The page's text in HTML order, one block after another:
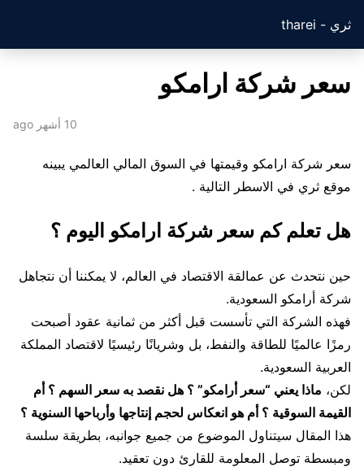
ثري - tharei
سعر شركة ارامكو
10 أشهر ago
سعر شركة ارامكو وقيمتها في السوق المالي العالمي يبينه
موقع ثري في الاسطر التالية .
هل تعلم كم سعر شركة ارامكو اليوم ؟
حين نتحدث عن عمالقة الاقتصاد في العالم، لا يمكننا أن نتجاهل
شركة أرامكو السعودية.
فهذه الشركة التي تأسست قبل أكثر من ثمانية عقود أصبحت
رمزًا عالميًا للطاقة والنفط، بل وشريانًا رئيسيًا لاقتصاد المملكة
العربية السعودية.
لكن، ماذا يعني “سعر أرامكو” ؟ هل نقصد به سعر السهم ؟ أم
القيمة السوقية ؟ أم هو انعكاس لحجم إنتاجها وأرباحها السنوية ؟
هذا المقال سيتناول الموضوع من جميع جوانبه، بطريقة سلسة
ومبسطة توصل المعلومة للقارئ دون تعقيد.